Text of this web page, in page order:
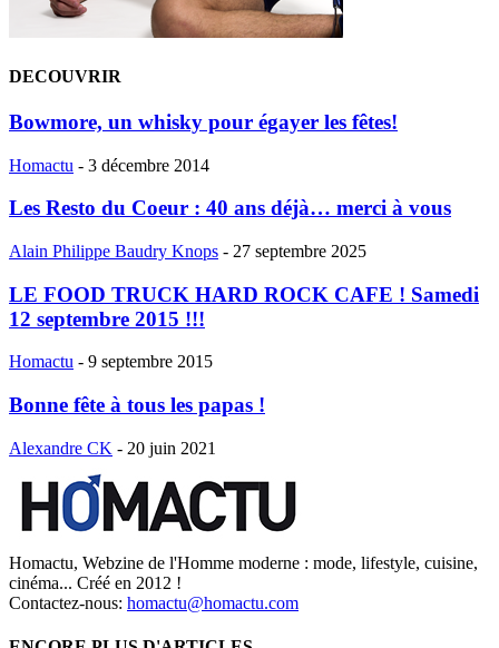
DECOUVRIR
Bowmore, un whisky pour égayer les fêtes!
Homactu - 3 décembre 2014
Les Resto du Coeur : 40 ans déjà… merci à vous
Alain Philippe Baudry Knops - 27 septembre 2025
LE FOOD TRUCK HARD ROCK CAFE ! Samedi
12 septembre 2015 !!!
Homactu - 9 septembre 2015
Bonne fête à tous les papas !
Alexandre CK - 20 juin 2021
Homactu, Webzine de l'Homme moderne : mode, lifestyle, cuisine,
cinéma... Créé en 2012 !
Contactez-nous: homactu@homactu.com